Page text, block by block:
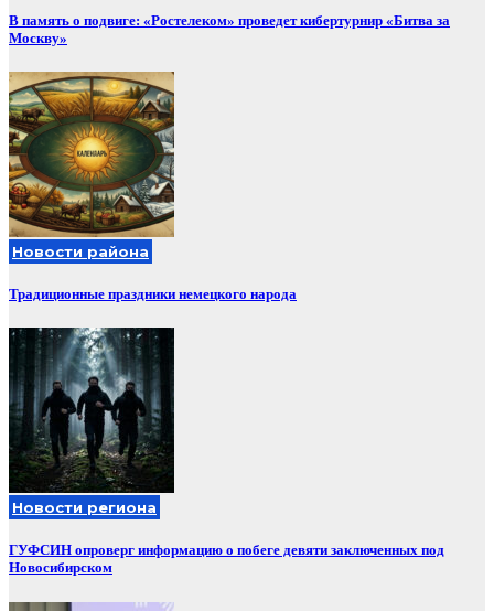
В память о подвиге: «Ростелеком» проведет кибертурнир «Битва за
Москву»
Новости района
Традиционные праздники немецкого народа
Новости региона
ГУФСИН опроверг информацию о побеге девяти заключенных под
Новосибирском